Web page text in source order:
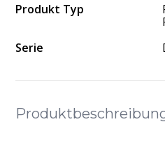
Produkt Typ
Serie